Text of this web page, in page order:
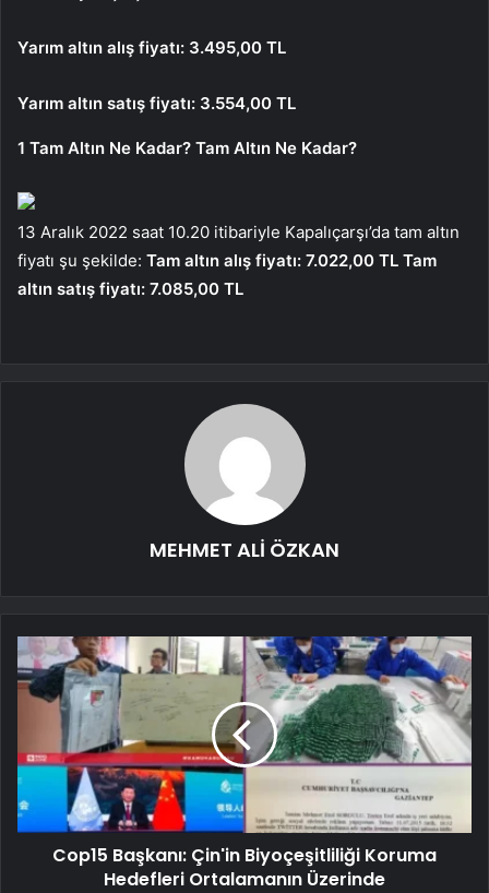
Yarım altın alış fiyatı: 3.495,00 TL
Yarım altın satış fiyatı: 3.554,00 TL
1 Tam Altın Ne Kadar? Tam Altın Ne Kadar?
13 Aralık 2022 saat 10.20 itibariyle Kapalıçarşı’da tam altın
fiyatı şu şekilde: Tam altın alış fiyatı: 7.022,00 TL Tam
altın satış fiyatı: 7.085,00 TL
MEHMET ALİ ÖZKAN
Cop15 Başkanı: Çin'in Biyoçeşitliliği Koruma
Hedefleri Ortalamanın Üzerinde